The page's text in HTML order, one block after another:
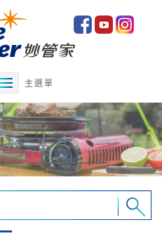
主選單